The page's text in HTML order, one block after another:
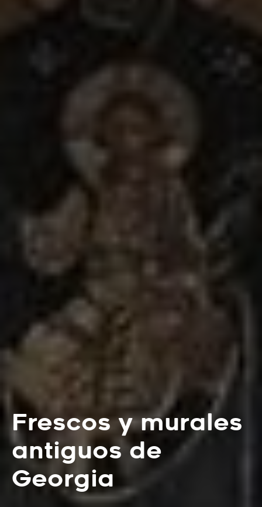
Frescos y murales
antiguos de
Georgia